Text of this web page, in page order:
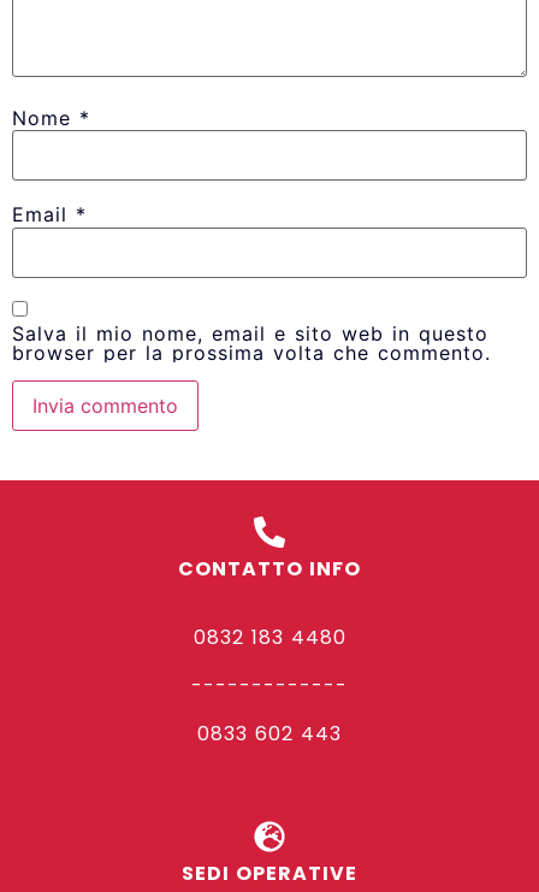
Nome *
Email *
Salva il mio nome, email e sito web in questo
browser per la prossima volta che commento.
CONTATTO INFO
0832 183 4480
-------------
0833 602 443
SEDI OPERATIVE